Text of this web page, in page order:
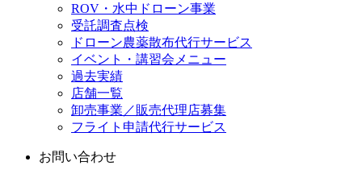
ROV・水中ドローン事業
受託調査点検
ドローン農薬散布代行サービス
イベント・講習会メニュー
過去実績
店舗一覧
卸売事業／販売代理店募集
フライト申請代行サービス
お問い合わせ